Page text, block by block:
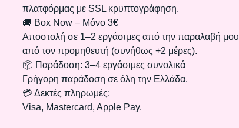
πλατφόρμας με SSL κρυπτογράφηση.
🚚 Box Now – Μόνο 3€
Αποστολή σε 1–2 εργάσιμες από την παραλαβή μου
από τον προμηθευτή (συνήθως +2 μέρες).
📦 Παράδοση: 3–4 εργάσιμες συνολικά
Γρήγορη παράδοση σε όλη την Ελλάδα.
💳 Δεκτές πληρωμές:
Visa, Mastercard, Apple Pay.